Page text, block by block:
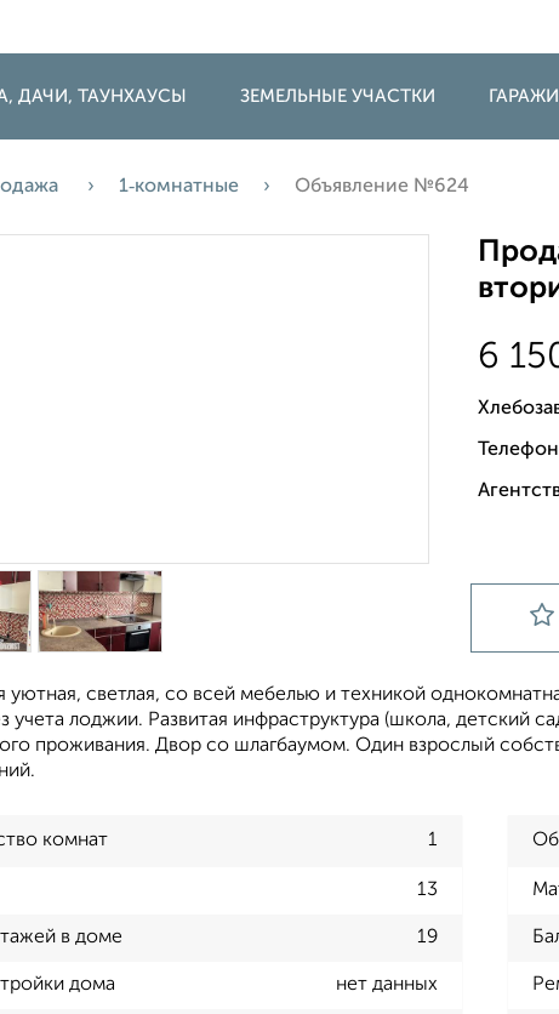
ДАЧИ, ТАУНХАУСЫ ЗЕМЕЛЬНЫЕ УЧАСТКИ
1‑комнатные Объявление №624
6
уютная, светлая, со всей мебелью и техникой
учета лоджии. Развитая инфраструктура (школа, детский
проживания. Двор со шлагбаумом. Один взрослый
комнат 1
13
в доме 19
дома нет данных